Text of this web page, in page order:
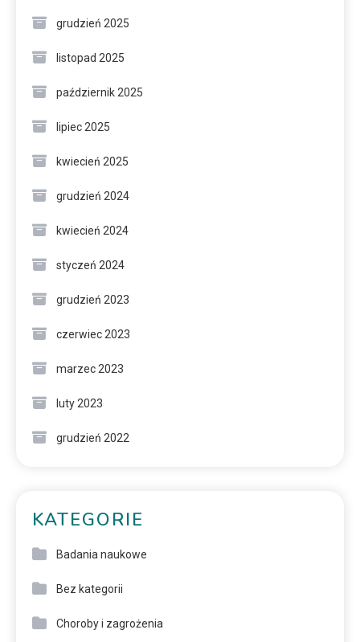
grudzień 2025
listopad 2025
październik 2025
lipiec 2025
kwiecień 2025
grudzień 2024
kwiecień 2024
styczeń 2024
grudzień 2023
czerwiec 2023
marzec 2023
luty 2023
grudzień 2022
KATEGORIE
Badania naukowe
Bez kategorii
Choroby i zagrożenia